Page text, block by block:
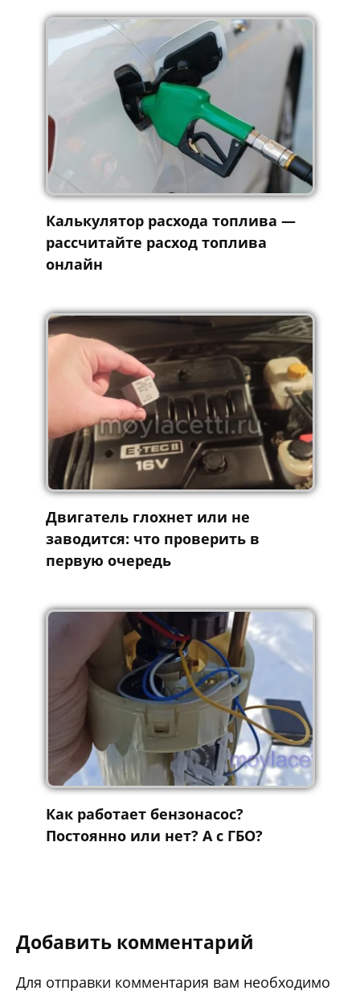
нет?
Калькулятор расхода топлива —
онлайн
Двигатель глохнет или не
первую очередь
Добавить комментарий